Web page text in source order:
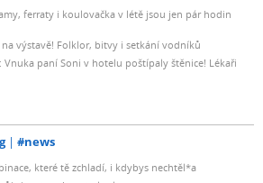
ferraty i koulovačka v létě jsou jen pár hodin
výstavě! Folklor, bitvy i setkání vodníků
paní Soni v hotelu poštípaly štěnice! Lékaři
#news
které tě zchladí, i kdybys nechtěl*a